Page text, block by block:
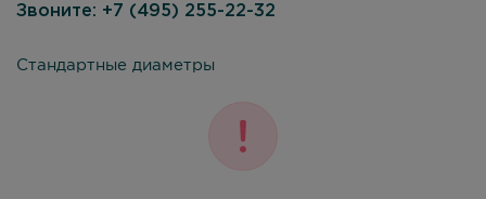
Звоните: +7 (495) 255-22-32
Стандартные диаметры